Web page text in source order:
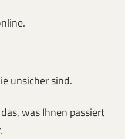
unsicher sind.
was Ihnen passiert